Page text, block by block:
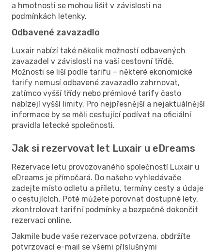
a hmotnosti se mohou lišit v závislosti na
podmínkách letenky.
Odbavené zavazadlo
Luxair nabízí také několik možností odbavených
zavazadel v závislosti na vaší cestovní třídě.
Možnosti se liší podle tarifu – některé ekonomické
tarify nemusí odbavené zavazadlo zahrnovat,
zatímco vyšší třídy nebo prémiové tarify často
nabízejí vyšší limity. Pro nejpřesnější a nejaktuálnější
informace by se měli cestující podívat na oficiální
pravidla letecké společnosti.
Jak si rezervovat let Luxair u eDreams
Rezervace letu provozovaného společností Luxair u
eDreams je přímočará. Do našeho vyhledávače
zadejte místo odletu a příletu, termíny cesty a údaje
o cestujících. Poté můžete porovnat dostupné lety,
zkontrolovat tarifní podmínky a bezpečně dokončit
rezervaci online.
Jakmile bude vaše rezervace potvrzena, obdržíte
potvrzovací e-mail se všemi příslušnými